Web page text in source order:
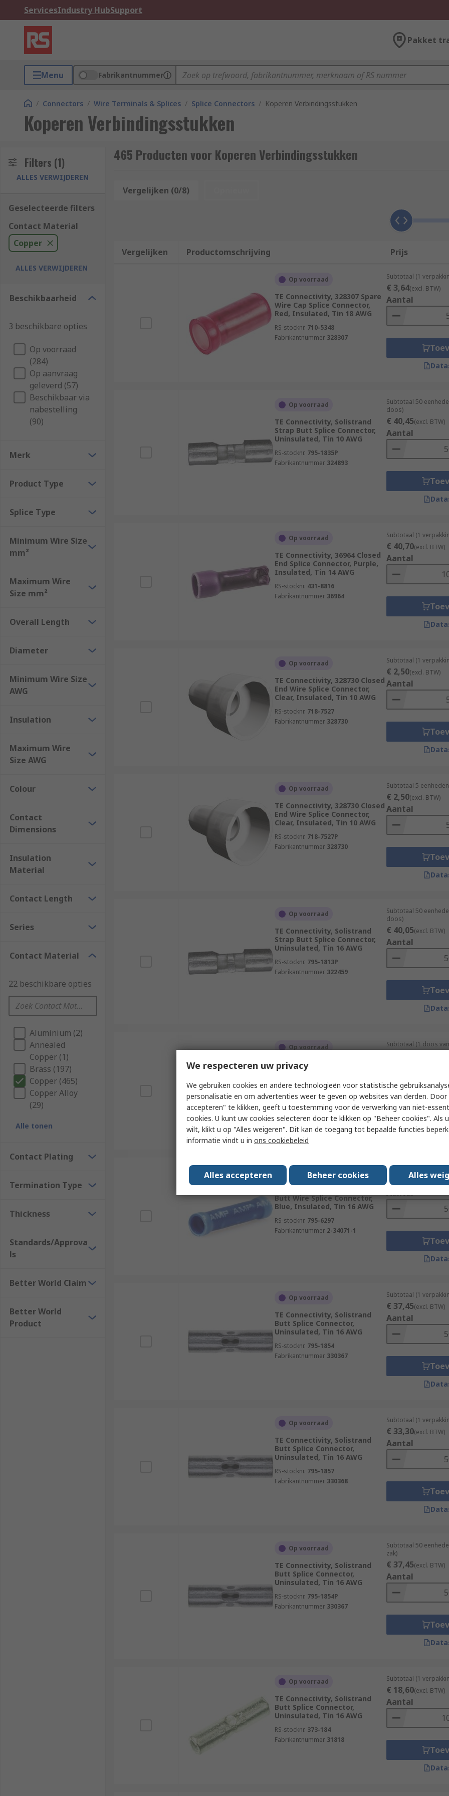
ServicesIndustry HubSupport
Pakket
Menu Fabrikantnummer
/ Connectors / Wire Terminals & Splices / Splice Connectors / Koperen Verbindingsstukken
Koperen Verbindingsstukken
Filters (1)
ALLES VERWIJDEREN
Geselecteerde filters
Contact Material
Copper
ALLES VERWIJDEREN
Beschikbaarheid
3 beschikbare opties
Op voorraad
(284)
Op aanvraag
geleverd (57)
Beschikbaar via
nabestelling
(90)
Merk
Product Type
Splice Type
Minimum Wire Size
mm²
Maximum Wire
Size mm²
Overall Length
Diameter
Minimum Wire Size
AWG
Insulation
Maximum Wire
Size AWG
Colour
Contact
Dimensions
Insulation
Material
Contact Length
Series
Contact Material
22 beschikbare opties
Aluminium (2)
Annealed
Copper (1)
Brass (197)
Copper (465)
Copper Alloy
(29)
Alle tonen
Contact Plating
Termination Type
Thickness
Standards/Approva
ls
Better World Claim
Better World
Product
465 Producten voor Koperen Verbindingsstukken
Vergelijken (0/8)
Vergelijken Productomschrijving Prijs
Op voorraad
TE Connectivity, 328307 Spare
Wire Cap Splice Connector,
Red, Insulated, Tin 18 AWG
RS-stocknr. 710-5348
Fabrikantnummer 328307
Subtotaal (1
€ 3,64(excl. BTW)
Aantal
Op voorraad
TE Connectivity, Solistrand
Strap Butt Splice Connector,
Uninsulated, Tin 10 AWG
RS-stocknr. 795-1835P
Fabrikantnummer 324893
Subtotaal 50
doos)
€ 40,45(excl. BTW)
Aantal
Op voorraad
TE Connectivity, 36964 Closed
End Splice Connector, Purple,
Insulated, Tin 14 AWG
RS-stocknr. 431-8816
Fabrikantnummer 36964
Subtotaal (1
€ 40,70(excl. BTW)
Aantal
Op voorraad
TE Connectivity, 328730 Closed
End Wire Splice Connector,
Clear, Insulated, Tin 10 AWG
RS-stocknr. 718-7527
Fabrikantnummer 328730
Subtotaal (1
€ 2,50(excl. BTW)
Aantal
Op voorraad
TE Connectivity, 328730 Closed
End Wire Splice Connector,
Clear, Insulated, Tin 10 AWG
RS-stocknr. 718-7527P
Fabrikantnummer 328730
Subtotaal 5
€ 2,50(excl. BTW)
Aantal
Op voorraad
TE Connectivity, Solistrand
Strap Butt Splice Connector,
Uninsulated, Tin 16 AWG
RS-stocknr. 795-1813P
Fabrikantnummer 322459
Subtotaal 50
doos)
€ 40,05(excl. BTW)
Aantal
Op voorraad
TE Connectivity, Solistrand
Butt Splice Connector,
Uninsulated, Tin 16 AWG
RS-stocknr.164-8609
Fabrikantnummer31819
Subtotaal (1 doos
Op voorraad
Butt Wire Splice Connector,
Blue, Insulated, Tin 16 AWG
RS-stocknr. 795-6297
Fabrikantnummer 2-34071-1
Subtotaal (1
€ 15,70
Aantal
Op voorraad
TE Connectivity, Solistrand
Butt Splice Connector,
Uninsulated, Tin 16 AWG
RS-stocknr. 795-1854
Fabrikantnummer 330367
Subtotaal (1
€ 37,45(excl. BTW)
Aantal
Op voorraad
TE Connectivity, Solistrand
Butt Splice Connector,
Uninsulated, Tin 16 AWG
RS-stocknr. 795-1857
Fabrikantnummer 330368
Subtotaal (1
€ 33,30(excl. BTW)
Aantal
Op voorraad
TE Connectivity, Solistrand
Butt Splice Connector,
Uninsulated, Tin 16 AWG
RS-stocknr. 795-1854P
Fabrikantnummer 330367
Subtotaal 50
zak)
€ 37,45(excl. BTW)
Aantal
Op voorraad
TE Connectivity, Solistrand
Butt Splice Connector,
Uninsulated, Tin 16 AWG
RS-stocknr. 373-184
Fabrikantnummer 31818
Subtotaal (1
€ 18,60(excl. BTW)
Aantal
We respecteren uw privacy
We gebruiken cookies en andere technologieën voor statistische
personalisatie en om advertenties weer te geven op websites van derden. Door
accepteren" te klikken, geeft u toestemming voor de verwerking van niet-
cookies. U kunt uw cookies selecteren door te klikken op "Beheer cookies". Als
wilt, klikt u op "Alles weigeren". Dit kan de toegang tot bepaalde functies
informatie vindt u in ons cookiebeleid
Alles accepteren Beheer cookies Alles